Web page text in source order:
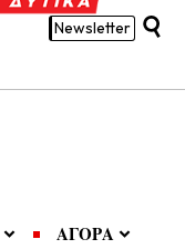
Newsletter
ΑΓΟΡΑ